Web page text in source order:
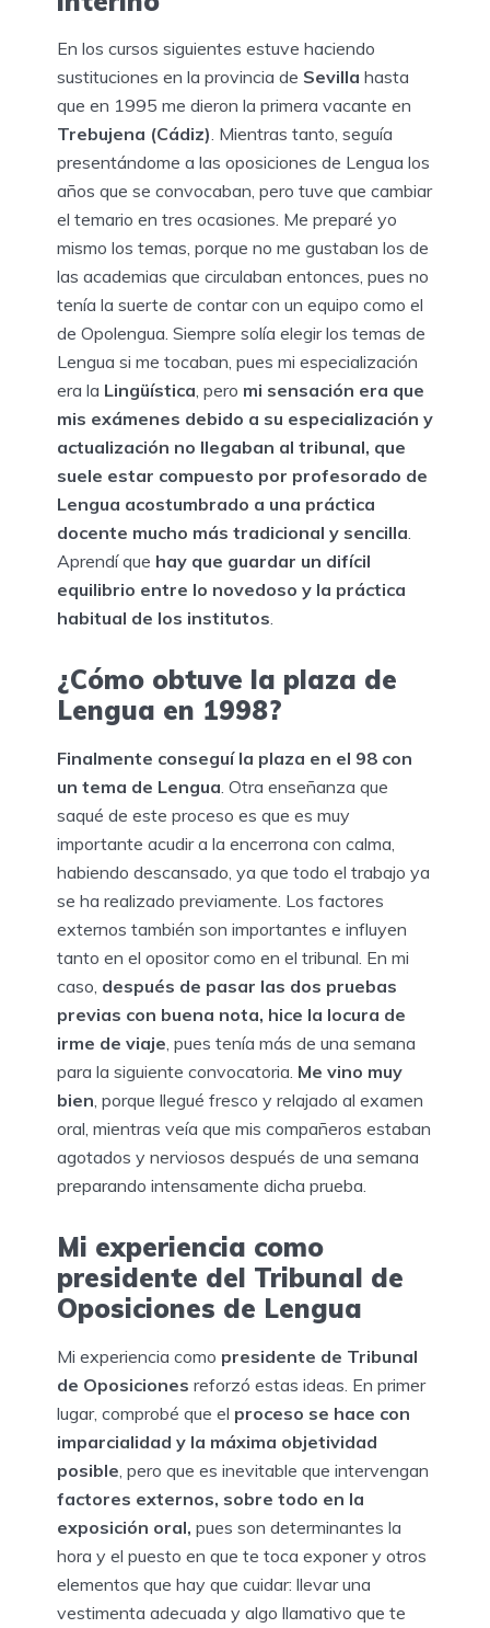
En los cursos siguientes estuve haciendo
sustituciones en la provincia de Sevilla hasta
que en 1995 me dieron la primera vacante en
Trebujena (Cádiz). Mientras tanto, seguía
presentándome a las oposiciones de Lengua los
años que se convocaban, pero tuve que cambiar
el temario en tres ocasiones. Me preparé yo
mismo los temas, porque no me gustaban los de
las academias que circulaban entonces, pues no
tenía la suerte de contar con un equipo como el
de Opolengua. Siempre solía elegir los temas de
Lengua si me tocaban, pues mi especialización
era la Lingüística, pero mi sensación era que
mis exámenes debido a su especialización y
actualización no llegaban al tribunal, que
suele estar compuesto por profesorado de
Lengua acostumbrado a una práctica
docente mucho más tradicional y sencilla.
Aprendí que hay que guardar un difícil
equilibrio entre lo novedoso y la práctica
habitual de los institutos.
¿Cómo obtuve la plaza de
Lengua en 1998?
Finalmente conseguí la plaza en el 98 con
un tema de Lengua . Otra enseñanza que
saqué de este proceso es que es muy
importante acudir a la encerrona con calma,
habiendo descansado, ya que todo el trabajo ya
se ha realizado previamente. Los factores
externos también son importantes e influyen
tanto en el opositor como en el tribunal. En mi
caso, después de pasar las dos pruebas
previas con buena nota, hice la locura de
irme de viaje , pues tenía más de una semana
para la siguiente convocatoria. Me vino muy
bien , porque llegué fresco y relajado al examen
oral, mientras veía que mis compañeros estaban
agotados y nerviosos después de una semana
preparando intensamente dicha prueba.
Mi experiencia como
presidente del Tribunal de
Oposiciones de Lengua
Mi experiencia como presidente de Tribunal
de Oposiciones reforzó estas ideas. En primer
lugar, comprobé que el proceso se hace con
imparcialidad y la máxima objetividad
posible , pero que es inevitable que intervengan
factores externos, sobre todo en la
exposición oral, pues son determinantes la
hora y el puesto en que te toca exponer y otros
elementos que hay que cuidar: llevar una
vestimenta adecuada y algo llamativo que te